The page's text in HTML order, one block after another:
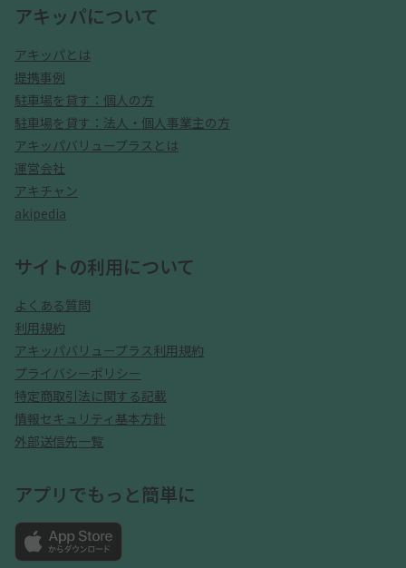
アキッパについて
アキッパとは
提携事例
駐車場を貸す：個人の方
駐車場を貸す：法人・個人事業主の方
アキッパバリュープラスとは
運営会社
アキチャン
akipedia
サイトの利用について
よくある質問
利用規約
アキッパバリュープラス利用規約
プライバシーポリシー
特定商取引法に関する記載
情報セキュリティ基本方針
外部送信先一覧
アプリでもっと簡単に